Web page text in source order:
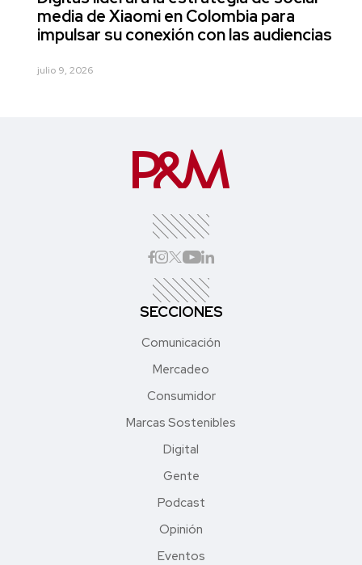
media de Xiaomi en Colombia para
impulsar su conexión con las audiencias
julio 9, 2026
SECCIONES
Comunicación
Mercadeo
Consumidor
Marcas Sostenibles
Digital
Gente
Podcast
Opinión
Eventos